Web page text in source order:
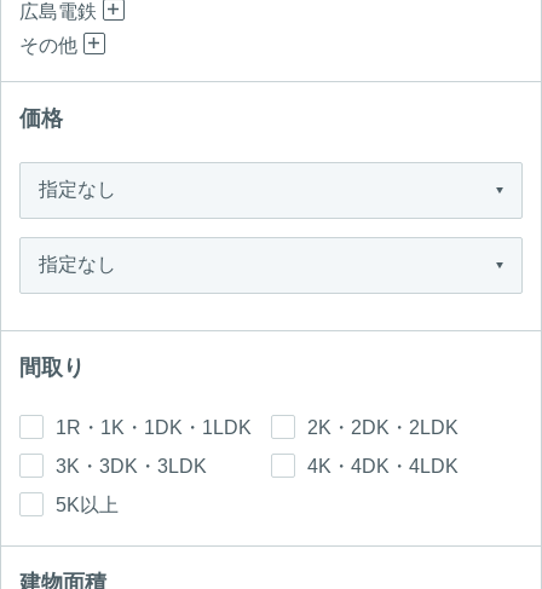
広島電鉄
その他
価格
間取り
1R・1K・1DK・1LDK
2K・2DK・2LDK
3K・3DK・3LDK
4K・4DK・4LDK
5K以上
建物面積